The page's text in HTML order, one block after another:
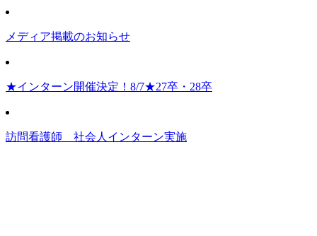
メディア掲載のお知らせ
★インターン開催決定！8/7★27卒・28卒
訪問看護師 社会人インターン実施